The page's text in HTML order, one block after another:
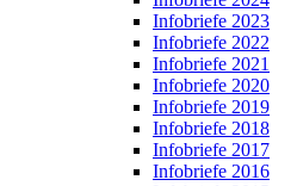
Infobriefe 2023
Infobriefe 2022
Infobriefe 2021
Infobriefe 2020
Infobriefe 2019
Infobriefe 2018
Infobriefe 2017
Infobriefe 2016